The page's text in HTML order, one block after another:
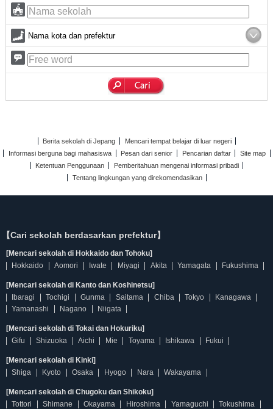
Nama kota dan prefektur
Berita sekolah di Jepang
Mencari tempat belajar di luar negeri
Informasi berguna bagi mahasiswa
Pesan dari senior Pencarian daftar
Site map
Ketentuan Penggunaan
Pemberitahuan mengenai informasi pribadi
Tentang lingkungan yang direkomendasikan
【Cari sekolah berdasarkan prefektur】
[Mencari sekolah di Hokkaido dan Tohoku]
Hokkaido
Aomori Iwate Miyagi Akita Yamagata Fukushima
[Mencari sekolah di Kanto dan Koshinetsu]
Ibaragi
Tochigi Gunma Saitama Chiba Tokyo
Kanagawa
Yamanashi
Nagano Niigata
[Mencari sekolah di Tokai dan Hokuriku]
Gifu
Shizuoka Aichi Mie Toyama Ishikawa Fukui
[Mencari sekolah di Kinki]
Shiga
Kyoto Osaka Hyogo Nara Wakayama
[Mencari sekolah di Chugoku dan Shikoku]
Tottori
Shimane Okayama Hiroshima Yamaguchi
Tokushima